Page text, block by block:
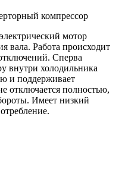
компрессор
мотор
вала. Работа происходит
Сперва
внутри холодильника
и поддерживает
отключается полностью,
Имеет низкий